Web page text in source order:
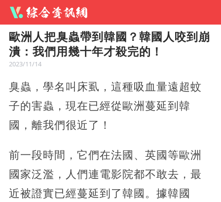
歐洲人把臭蟲帶到韓國？韓國人咬到崩
潰：我們用幾十年才殺完的！
2023/11/14
臭蟲，學名叫床虱，這種吸血量遠超蚊
子的害蟲，現在已經從歐洲蔓延到韓
國，離我們很近了！
前一段時間，它們在法國、英國等歐洲
國家泛濫，人們連電影院都不敢去，最
近被證實已經蔓延到了韓國。據韓國